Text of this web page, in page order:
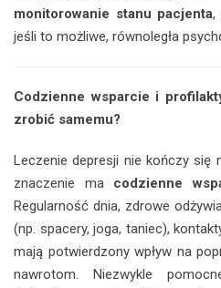
monitorowanie stanu pacjenta,
jeśli to możliwe, równoległa
Codzienne wsparcie i
zrobić samemu?
Leczenie depresji nie kończy się
znaczenie ma codzienne
Regularność dnia, zdrowe
(np. spacery, joga, taniec),
mają potwierdzony wpływ na
nawrotom. Niezwykle